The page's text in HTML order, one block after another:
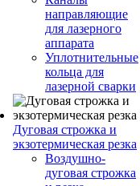
направляющие
для лазерного
аппарата
Уплотнительные
кольца для
лазерной сварки
Дуговая строжка и
экзотермическая резка
Воздушно-
дуговая строжка